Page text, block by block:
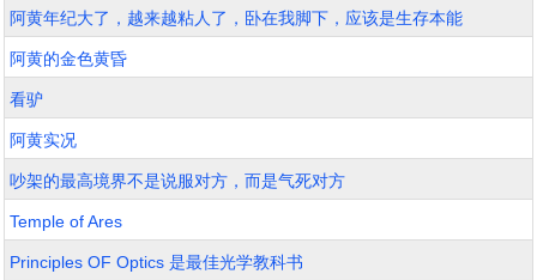
阿黄年纪大了，越来越粘人了，卧在我脚下，应该是生存本能
阿黄的金色黄昏
看驴
阿黄实况
吵架的最高境界不是说服对方，而是气死对方
Temple of Ares
Principles OF Optics 是最佳光学教科书